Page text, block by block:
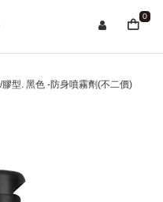
0
型. 黑色 -防身噴霧劑(不二價)